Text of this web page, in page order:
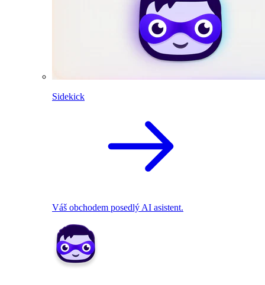
Sidekick
Váš obchodem posedlý AI asistent.